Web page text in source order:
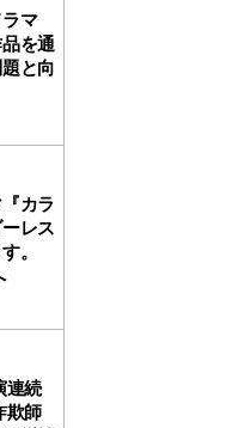
ラマ
を通
と向
カラ
レス
。
連続
欺師